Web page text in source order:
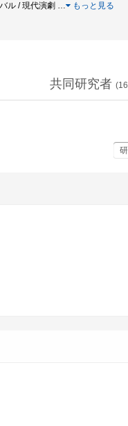
ル / 現代演劇 … もっと見る
共同研究者 (16